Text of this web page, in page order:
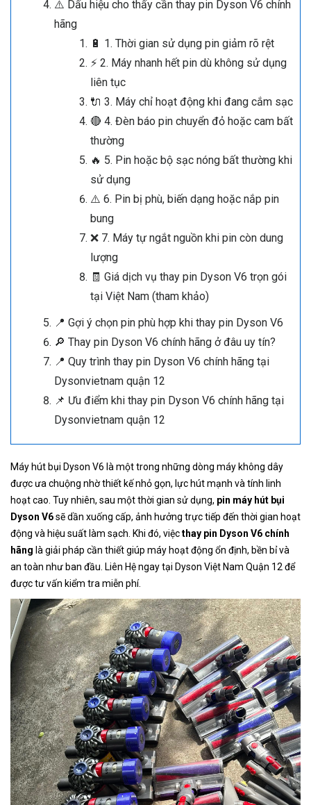
⚠️ Dấu hiệu cho thấy cần thay pin Dyson V6 chính
hãng
🔋 1. Thời gian sử dụng pin giảm rõ rệt
⚡ 2. Máy nhanh hết pin dù không sử dụng
liên tục
🔌 3. Máy chỉ hoạt động khi đang cắm sạc
🔴 4. Đèn báo pin chuyển đỏ hoặc cam bất
thường
🔥 5. Pin hoặc bộ sạc nóng bất thường khi
sử dụng
⚠️ 6. Pin bị phù, biến dạng hoặc nắp pin
bung
❌ 7. Máy tự ngắt nguồn khi pin còn dung
lượng
🧾 Giá dịch vụ thay pin Dyson V6 trọn gói
tại Việt Nam (tham khảo)
📍 Gợi ý chọn pin phù hợp khi thay pin Dyson V6
🔎 Thay pin Dyson V6 chính hãng ở đâu uy tín?
📍 Quy trình thay pin Dyson V6 chính hãng tại
Dysonvietnam quận 12
📌 Ưu điểm khi thay pin Dyson V6 chính hãng tại
Dysonvietnam quận 12
Máy hút bụi Dyson V6 là một trong những dòng máy không dây
được ưa chuộng nhờ thiết kế nhỏ gọn, lực hút mạnh và tính linh
hoạt cao. Tuy nhiên, sau một thời gian sử dụng, pin máy hút bụi
Dyson V6sẽ dần xuống cấp, ảnh hưởng trực tiếp đến thời gian hoạt
động và hiệu suất làm sạch. Khi đó, việcthay pin Dyson V6 chính
hãng là giải pháp cần thiết giúp máy hoạt động ổn định, bền bỉ và
an toàn như ban đầu. Liên Hệ ngay tại Dyson Việt Nam Quận 12 để
được tư vấn kiểm tra miễn phí.